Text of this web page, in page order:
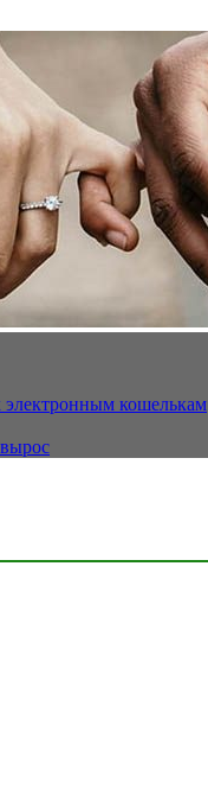
электронным кошелькам